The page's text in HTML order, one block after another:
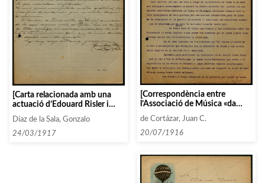
[Carta relacionada amb una
actuació d’Edouard Risler i
gestiona]
Díaz de la Sala, Gonzalo
24/03/1917
[Correspondència entre
l’Associació de Música «da
Camera» i laSocietat
Filharmònica de Bilbao
informant de la programació i
de Cortázar, Juan C.
20/07/1916